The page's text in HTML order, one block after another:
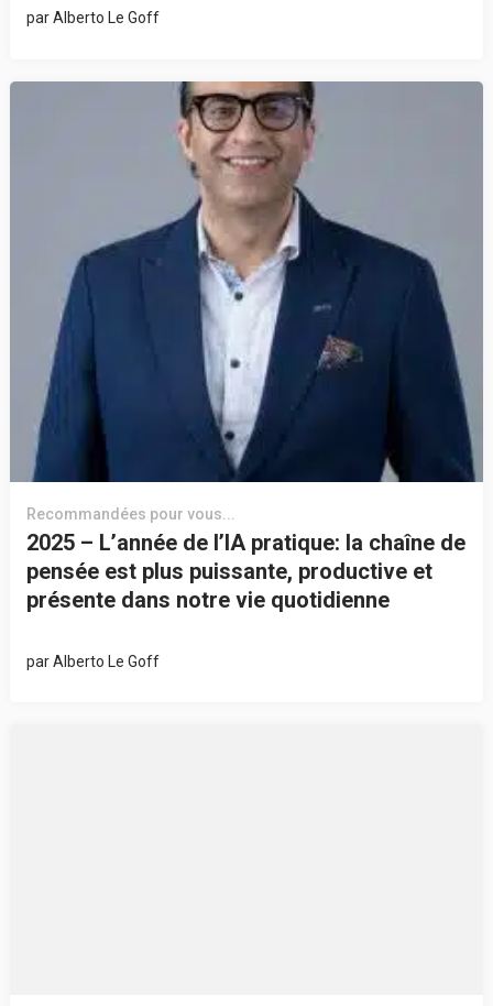
parAlberto Le Goff
Recommandées pour vous...
2025 – L’année de l’IA pratique: la chaîne de
pensée est plus puissante, productive et
présente dans notre vie quotidienne
parAlberto Le Goff